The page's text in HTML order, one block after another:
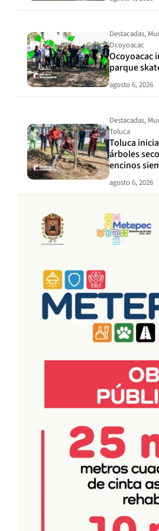
Destacadas,
Ocoyoacac
Ocoyoacac
parque
agosto 6, 2026
Destacadas,
Toluca
Toluca
árboles
encinos
agosto 6, 2026